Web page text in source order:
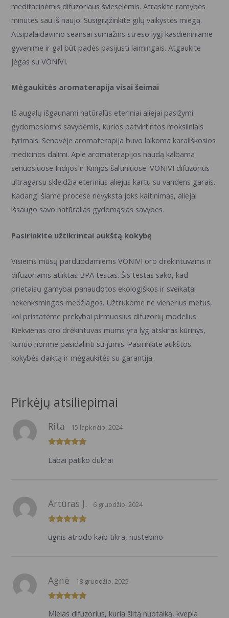
meditacinėmis difuzoriaus švieselėmis. Atraskite ramybės
minutes sau iš naujo. Susigrąžinkite gilų vaikystės miegą.
Atsipalaidavimo seansai sumažins streso lygį kasdieniniame
gyvenime ir gal būt padės pasijusti laimingais. Atgaukite
jėgas su VONIVI.
Mėgaukitės aromaterapija visai šeimai
Iš augalų išgaunami natūralūs eteriniai aliejai pasižymi
gydomosiomis savybėmis, kurios patvirtintos moksliniais
tyrimais. Senovėje aromaterapija buvo laikoma karališkosios
medicinos dalimi. Apie aromaterapijos naudą kalbama
senuosiuose Indijos ir Kinijos šaltiniuose. VONIVI difuzorius
ultragarsu skleidžia eterinius aliejus kartu su vandens garais.
Kadangi šiame procese nevyksta joks kaitinimas, aliejai
išsaugo savo natūralias gydomąsias savybes.
Pasirinkite užtikrintai aukštą kokybę
Visiems mūsų parduodamiems VONIVI oro drėkintuvams ir
difuzoriams atliktas BPA testas. Šis testas sako, kad
prietaisų gamybai panaudotos ekologiškos ir sveikatai
nekenksmingos medžiagos. Užtrukome ne vienerius metus,
kol pristatėme prekybai pirmuosius difuzorių modelius.
Kiekvienas oro drėkintuvas mums yra lyg atskiras kūrinys,
kuriuo norime pasidalinti su jumis. Pasirinkite aukštos
kokybės daiktą ir mėgaukitės su garantija.
Pirkėjų atsiliepimai
5 iš 5
Rita 15 lapkričio, 2024
Labai patiko dukrai
5 iš 5
Artūras J. 6 gruodžio, 2024
ugnis atrodo kaip tikra, nustebino
5iš 5
Agnė 18 gruodžio, 2025
Mielas difuzorius, kuria šiltą nuotaiką, kvepia